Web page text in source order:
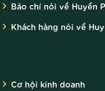
Báo chí nói về Huyền
Khách hàng nói về
Cơ hội kinh doanh